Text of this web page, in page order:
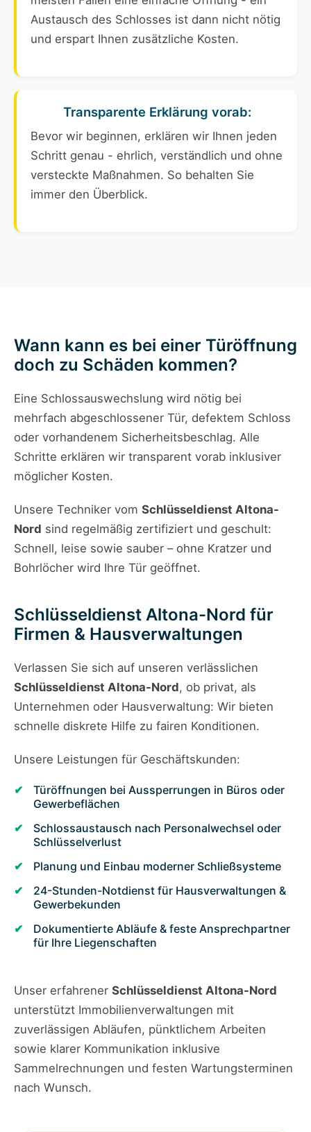
Austausch des Schlosses ist dann nicht nötig
und erspart Ihnen zusätzliche Kosten.
Transparente Erklärung vorab:
Bevor wir beginnen, erklären wir Ihnen jeden
Schritt genau - ehrlich, verständlich und ohne
versteckte Maßnahmen. So behalten Sie
immer den Überblick.
Wann kann es bei einer Türöffnung
doch zu Schäden kommen?
Eine Schloss­auswechslung wird nötig bei
mehrfach abgeschlossener Tür, defektem Schloss
oder vorhandenem Sicherheitsbeschlag. Alle
Schritte erklären wir transparent vorab inklusiver
möglicher Kosten.
Unsere Techniker vom Schlüsseldienst Altona-
Nord sind regelmäßig zertifiziert und geschult:
Schnell, leise sowie sauber – ohne Kratzer und
Bohrlöcher wird Ihre Tür geöffnet.
Schlüsseldienst Altona-Nord für
Firmen & Hausverwaltungen
Verlassen Sie sich auf unseren verlässlichen
Schlüsseldienst Altona-Nord, ob privat, als
Unternehmen oder Hausverwaltung: Wir bieten
schnelle diskrete Hilfe zu fairen Konditionen.
Unsere Leistungen für Geschäftskunden:
Türöffnungen bei Aussperrungen in Büros oder
Gewerbeflächen
Schlossaustausch nach Personalwechsel oder
Schlüsselverlust
Planung und Einbau moderner Schließsysteme
24-Stunden-Notdienst für Hausverwaltungen &
Gewerbekunden
Dokumentierte Abläufe & feste Ansprechpartner
für Ihre Liegenschaften
Unser erfahrener Schlüsseldienst Altona-Nord
unterstützt Immobilienverwaltungen mit
zuverlässigen Abläufen, pünktlichem Arbeiten
sowie klarer Kommunikation inklusive
Sammelrechnungen und festen Wartungsterminen
nach Wunsch.